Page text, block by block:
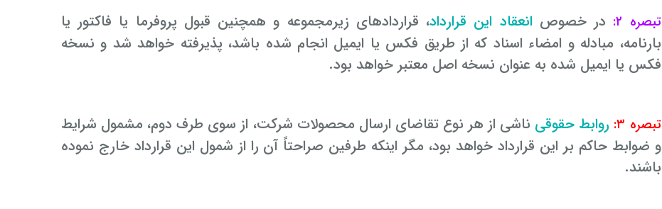
تبصره ۲: در خصوصانعقاد این قرارداد، قراردادهای زیرمجموعه و هم­چنین قبول پروفرما یا فاکتور یا
بارنامه، مبادله و امضاء اسناد که از طریق فکس یا ایمیل انجام شده باشد، پذیرفته خواهد شد و نسخه
فکس یا ایمیل شده به عنوان نسخه اصل معتبر خواهد بود.
تبصره ۳: روابط حقوقی ناشی از هر نوع تقاضای ارسال محصولات شرکت، از سوی طرف دوم، مشمول شرایط
و ضوابط حاکم بر این قرارداد خواهد بود، مگر این­که طرفین صراحتاً آن را از شمول این قرارداد خارج نموده
باشند.